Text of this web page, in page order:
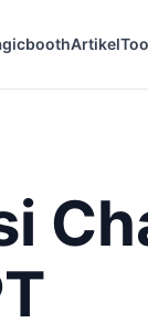
Artikel